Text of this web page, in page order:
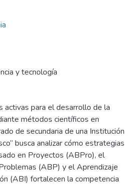
y tecnología
activas para el desarrollo de la
métodos científicos en
de secundaria de una Institución
busca analizar cómo estrategias
en Proyectos (ABPro), el
(ABP) y el Aprendizaje
(ABI) fortalecen la competencia